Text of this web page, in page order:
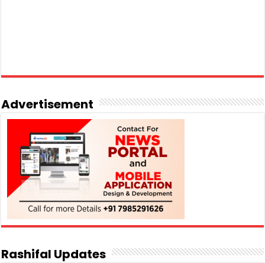
Advertisement
Rashifal Updates